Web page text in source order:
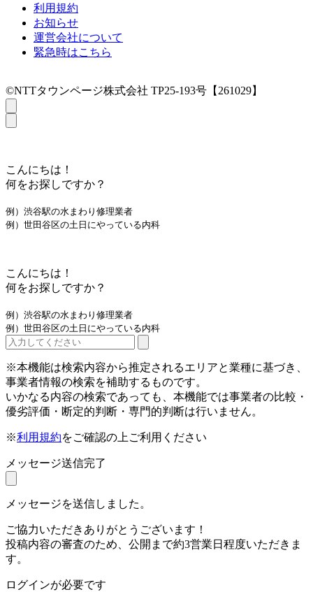
利用規約
お知らせ
運営会社について
緊急時はこちら
©NTTタウンページ株式会社 TP25-193号【261029】
こんにちは！
何をお探しですか？
例）渋谷駅の水まわり修理業者
例）世田谷区の土日にやっている内科
こんにちは！
何をお探しですか？
例）渋谷駅の水まわり修理業者
例）世田谷区の土日にやっている内科
※本機能は検索内容から推定されるエリアと業種に基づき、
事業者情報の検索を補助するものです。
いかなる内容の検索であっても、本機能では事業者の比較・
優劣評価・断定的判断・専門的判断は行いません。
※利用規約をご確認の上ご利用ください
メッセージ送信完了
メッセージを送信しました。
ご協力いただきありがとうございます！
投稿内容の審査のため、公開まで約3営業日程度いただきま
す。
ログインが必要です